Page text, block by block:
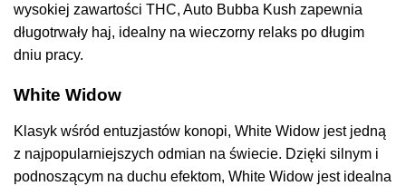
wysokiej zawartości THC, Auto Bubba Kush zapewnia
długotrwały haj, idealny na wieczorny relaks po długim
dniu pracy.
White Widow
Klasyk wśród entuzjastów konopi, White Widow jest jedną
z najpopularniejszych odmian na świecie. Dzięki silnym i
podnoszącym na duchu efektom, White Widow jest idealna